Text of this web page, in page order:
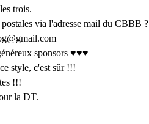
trois.
via l'adresse mail du CBBB ?
sponsors ♥♥♥
style, c'est sûr !!!
!!!
la DT.